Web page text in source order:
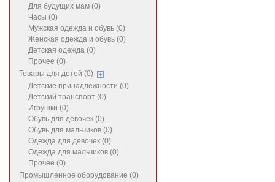
Для будущих мам (0)
Часы (0)
Мужская одежда и обувь (0)
Женская одежда и обувь (0)
Детская одежда (0)
Прочее (0)
Товары для детей (0)
Детские принадлежности (0)
Детский транспорт (0)
Игрушки (0)
Обувь для девочек (0)
Обувь для мальчиков (0)
Одежда для девочек (0)
Одежда для мальчиков (0)
Прочее (0)
Промышленное оборудование (0)